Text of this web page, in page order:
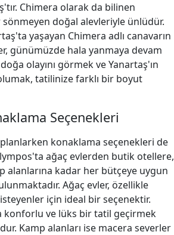
Chimera olarak da bilinen
sönmeyen doğal alevleriyle ünlüdür.
yaşayan Chimera adlı canavarın
günümüzde hala yanmaya devam
olayını görmek ve Yanartaş'ın
tatilinize farklı bir boyut
Seçenekleri
planlarken konaklama seçenekleri de
ağaç evlerden butik otellere,
alanlarına kadar her bütçeye uygun
Ağaç evler, özellikle
için ideal bir seçenektir.
konforlu ve lüks bir tatil geçirmek
Kamp alanları ise macera severler